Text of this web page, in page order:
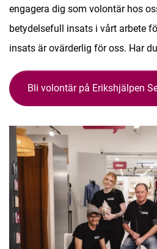
engagera dig som volontär hos
betydelsefull insats i vårt arbete
insats är ovärderlig för oss. Har
Bli volontär på Erikshjälpen